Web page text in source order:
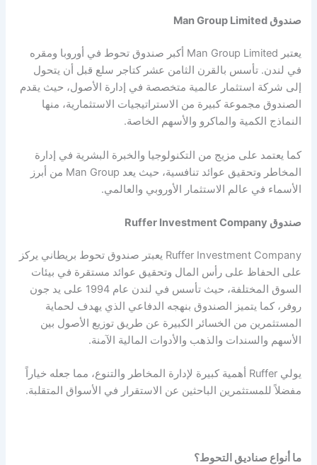
صندوق Man Group Limited
يعتبر Man Group Limited أكبر صندوق تحوط في أوروبا ومقره
في لندن. تأسس بالقرن الثامن عشر كتاجر سلع قبل أن يتحول
إلى شركة استثمار عالمية متخصصة في إدارة الأصول، حيث يقدم
الصندوق مجموعة كبيرة من الاستراتيجيات الاستثمارية، منها
النماذج الكمية والماكرو والأسهم الخاصة.
كما يعتمد على مزيج من التكنولوجيا والخبرة البشرية في إدارة
المخاطر وتحقيق عوائد تنافسية، حيث يعد Man Group من أبرز
الأسماء في عالم الاستثمار الأوروبي والعالمي.
صندوق Ruffer Investment Company
Ruffer Investment Company يعبتر صندوق تحوط بريطاني يركز
على الحفاظ على رأس المال وتحقيق عوائد مستقرة في بيئات
السوق المختلفة، حيث تأسس في لندن عام 1994 على يد جون
روفر، كما يتميز الصندوق بنهجه الدفاعي الذي يهدف لحماية
المستثمرين من الخسائر الكبيرة عن طريق توزيع الأصول بين
الأسهم والسندات والذهب والأدوات المالية الآمنة.
يولي Ruffer أهمية كبيرة لإدارة المخاطر والتنوع، مما جعله خياراً
مفضلاً للمستثمرين الباحثين عن الاستقرار في الأسواق المتقلبة.
ما أنواع صناديق التحوط؟